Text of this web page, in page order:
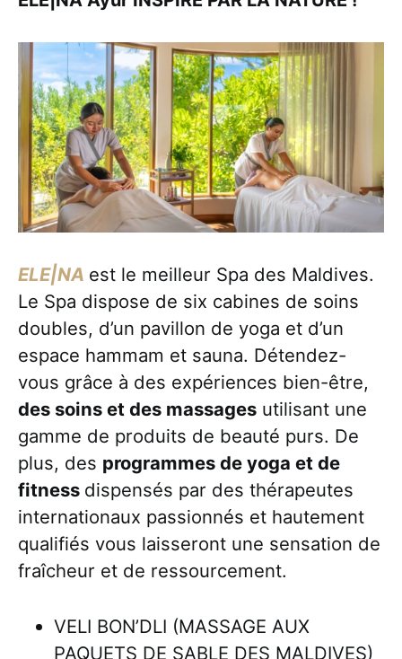
ELE|NA est le meilleur Spa des Maldives.
Le Spa dispose de six cabines de soins
doubles, d’un pavillon de yoga et d’un
espace hammam et sauna. Détendez-
vous grâce à des expériences bien-être,
des soins et des massages utilisant une
gamme de produits de beauté purs. De
plus, des programmes de yoga et de
fitness dispensés par des thérapeutes
internationaux passionnés et hautement
qualifiés vous laisseront une sensation de
fraîcheur et de ressourcement.
VELI BON’DLI (MASSAGE AUX
PAQUETS DE SABLE DES MALDIVES)